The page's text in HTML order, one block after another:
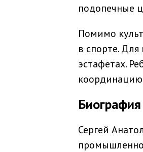
подопечные
Помимо
в спорте.
эстафетах.
Сергей